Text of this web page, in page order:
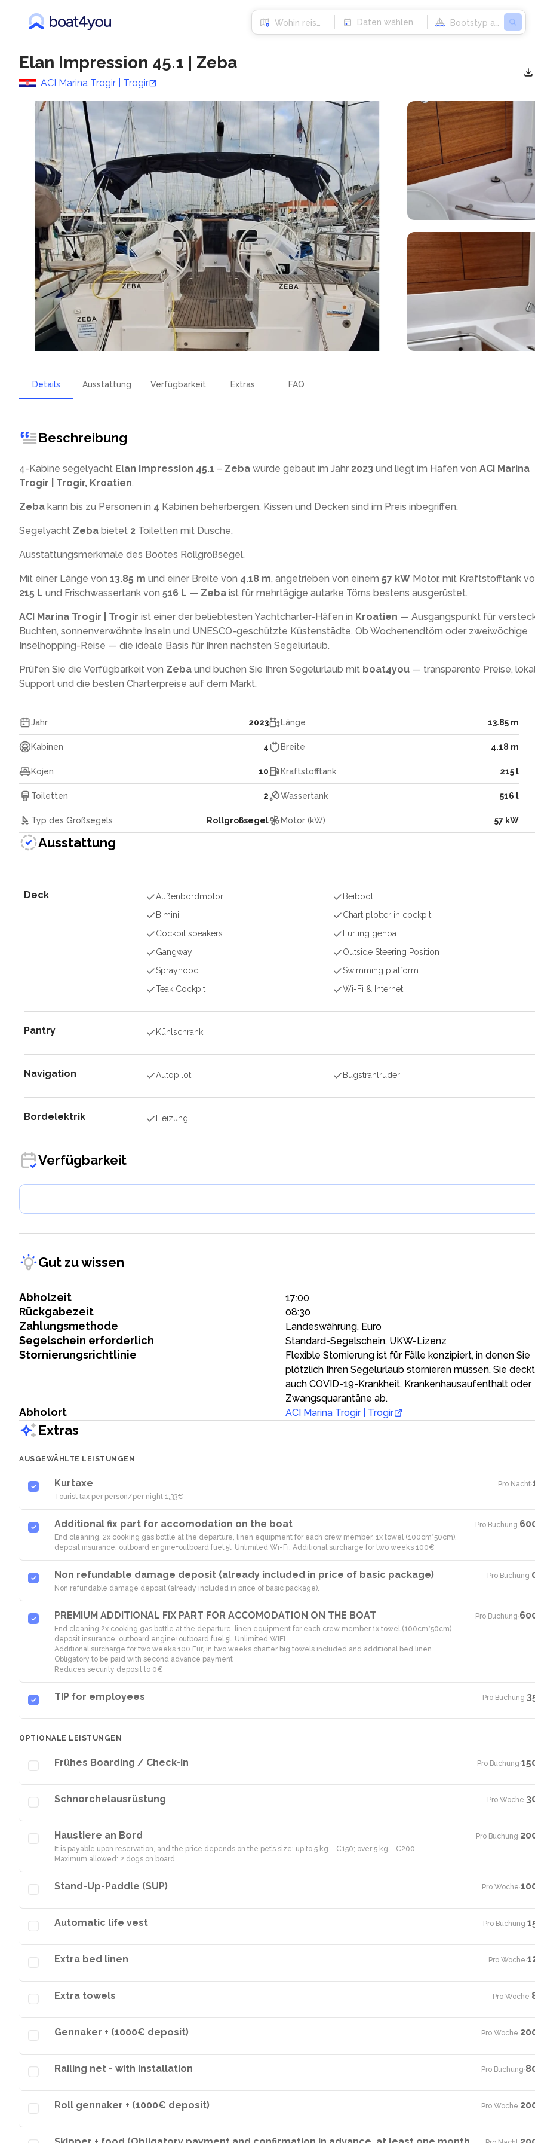
Daten wählen
Elan Impression 45.1 | Zeba
ACI Marina Trogir | Trogir
Details Ausstattung Verfügbarkeit Extras FAQ
Beschreibung
4-Kabine segelyacht Elan Impression 45.1 – Zeba wurde gebaut im Jahr 2023 und liegt im Hafen von ACI Marina
Trogir | Trogir, Kroatien.
Zeba kann bis zu Personen in 4 Kabinen beherbergen. Kissen und Decken sind im Preis inbegriffen.
Segelyacht Zeba bietet 2 Toiletten mit Dusche.
Ausstattungsmerkmale des Bootes Rollgroßsegel.
Mit einer Länge von 13.85 m und einer Breite von 4.18 m, angetrieben von einem 57 kW Motor, mit Kraftstofftank
215 L und Frischwassertank von 516 L — Zeba ist für mehrtägige autarke Törns bestens ausgerüstet.
ACI Marina Trogir | Trogir ist einer der beliebtesten Yachtcharter-Häfen in Kroatien — Ausgangspunkt für
Buchten, sonnenverwöhnte Inseln und UNESCO-geschützte Küstenstädte. Ob Wochenendtörn oder zweiwöchige
Inselhopping-Reise — die ideale Basis für Ihren nächsten Segelurlaub.
Prüfen Sie die Verfügbarkeit von Zeba und buchen Sie Ihren Segelurlaub mit boat4you — transparente Preise,
Support und die besten Charterpreise auf dem Markt.
Jahr 2023
Kabinen 4
Kojen 10
Toiletten 2
Typ des Großsegels Rollgroßsegel
Länge 13.85 m
Breite 4.18 m
Kraftstofftank 215 l
Wassertank 516 l
Motor (kW) 57 kW
Ausstattung
Deck Außenbordmotor
Beiboot
Bimini
Chart plotter in cockpit
Cockpit speakers
Furling genoa
Gangway
Outside Steering Position
Sprayhood
Swimming platform
Teak Cockpit
Wi-Fi & Internet
Pantry Kühlschrank
Navigation Autopilot Bugstrahlruder
Bordelektrik Heizung
Verfügbarkeit
Gut zu wissen
Abholzeit 17:00
Rückgabezeit 08:30
Zahlungsmethode Landeswährung, Euro
Segelschein erforderlich Standard-Segelschein, UKW-Lizenz
Stornierungsrichtlinie
Flexible Stornierung ist für Fälle konzipiert, in denen Sie
plötzlich Ihren Segelurlaub stornieren müssen. Sie deckt
auch COVID-19-Krankheit, Krankenhausaufenthalt oder
Zwangsquarantäne ab.
Abholort ACI Marina Trogir | Trogir
Extras
AUSGEWÄHLTE LEISTUNGEN
Kurtaxe
Tourist tax per person/per night 1,33€
Pro Nacht·
Additional fix part for accomodation on the boat
End cleaning, 2x cooking gas bottle at the departure, linen equipment for each crew member, 1x towel (100cm*50cm),
deposit insurance, outboard engine+outboard fuel 5l, Unlimited Wi-Fi; Additional surcharge for two weeks 100€
Pro Buchung·
Non refundable damage deposit (already included in price of basic package)
Non refundable damage deposit (already included in price of basic package).
Pro Buchung·
PREMIUM ADDITIONAL FIX PART FOR ACCOMODATION ON THE BOAT
End cleaning,2x cooking gas bottle at the departure, linen equipment for each crew member,1x towel (100cm*50cm)
deposit insurance, outboard engine+outboard fuel 5l, Unlimited WIFI
Additional surcharge for two weeks 100 Eur, in two weeks charter big towels included and additional bed linen
Obligatory to be paid with second advance payment
Reduces security deposit to 0€
Pro Buchung·
TIP for employees Pro Buchung·
OPTIONALE LEISTUNGEN
Frühes Boarding / Check-in Pro Buchung·
Schnorchelausrüstung Pro Woche·
Haustiere an Bord
It is payable upon reservation, and the price depends on the pet’s size: up to 5 kg - €150; over 5 kg - €200.
Pro Buchung·
Stand-Up-Paddle (SUP) Pro Woche·
Automatic life vest Pro Buchung·
Extra bed linen Pro Woche·
Extra towels Pro Woche·
Gennaker + (1000€ deposit) Pro Woche·
Railing net - with installation Pro Buchung·
Roll gennaker + (1000€ deposit) Pro Woche·